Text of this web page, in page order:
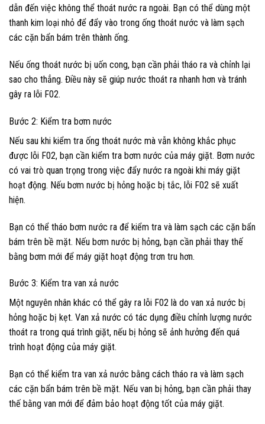
dẫn đến việc không thể thoát nước ra ngoài. Bạn có thể dùng một
thanh kim loại nhỏ để đẩy vào trong ống thoát nước và làm sạch
các cặn bẩn bám trên thành ống.
Nếu ống thoát nước bị uốn cong, bạn cần phải tháo ra và chỉnh lại
sao cho thẳng. Điều này sẽ giúp nước thoát ra nhanh hơn và tránh
gây ra lỗi F02.
Bước 2: Kiểm tra bơm nước
Nếu sau khi kiểm tra ống thoát nước mà vẫn không khắc phục
được lỗi F02, bạn cần kiểm tra bơm nước của máy giặt. Bơm nước
có vai trò quan trọng trong việc đẩy nước ra ngoài khi máy giặt
hoạt động. Nếu bơm nước bị hỏng hoặc bị tắc, lỗi F02 sẽ xuất
hiện.
Bạn có thể tháo bơm nước ra để kiểm tra và làm sạch các cặn bẩn
bám trên bề mặt. Nếu bơm nước bị hỏng, bạn cần phải thay thế
bằng bơm mới để máy giặt hoạt động trơn tru hơn.
Bước 3: Kiểm tra van xả nước
Một nguyên nhân khác có thể gây ra lỗi F02 là do van xả nước bị
hỏng hoặc bị kẹt. Van xả nước có tác dụng điều chỉnh lượng nước
thoát ra trong quá trình giặt, nếu bị hỏng sẽ ảnh hưởng đến quá
trình hoạt động của máy giặt.
Bạn có thể kiểm tra van xả nước bằng cách tháo ra và làm sạch
các cặn bẩn bám trên bề mặt. Nếu van bị hỏng, bạn cần phải thay
thế bằng van mới để đảm bảo hoạt động tốt của máy giặt.